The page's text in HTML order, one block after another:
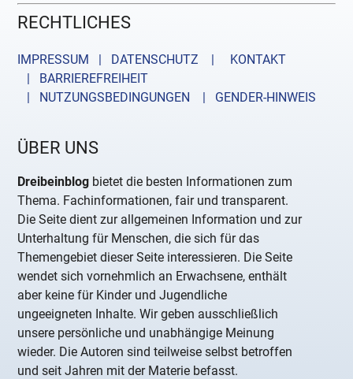
RECHTLICHES
IMPRESSUM | DATENSCHUTZ |
KONTAKT
| BARRIEREFREIHEIT
| NUTZUNGSBEDINGUNGEN
| GENDER-HINWEIS
ÜBER UNS
Dreibeinblog bietet die besten Informationen zum
Thema. Fachinformationen, fair und transparent.
Die Seite dient zur allgemeinen Information und zur
Unterhaltung für Menschen, die sich für das
Themengebiet dieser Seite interessieren. Die Seite
wendet sich vornehmlich an Erwachsene, enthält
aber keine für Kinder und Jugendliche
ungeeigneten Inhalte. Wir geben ausschließlich
unsere persönliche und unabhängige Meinung
wieder. Die Autoren sind teilweise selbst betroffen
und seit Jahren mit der Materie befasst.